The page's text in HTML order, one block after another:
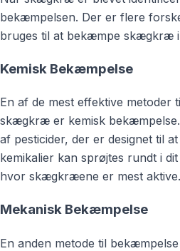
bekæmpelsen. Der er flere
bruges til at bekæmpe skægkræ i
Kemisk Bekæmpelse
En af de mest effektive metoder
skægkræ er kemisk
af pesticider, der er designet til
kemikalier kan sprøjtes rundt i
hvor skægkræene er mest aktive.
Mekanisk Bekæmpelse
En anden metode til